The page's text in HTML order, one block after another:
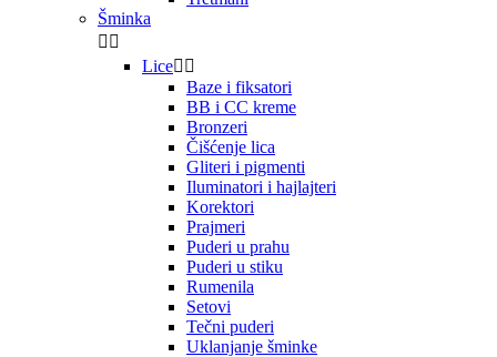
Šminka
 
Lice 
Baze i fiksatori
BB i CC kreme
Bronzeri
Čišćenje lica
Gliteri i pigmenti
Iluminatori i hajlajteri
Korektori
Prajmeri
Puderi u prahu
Puderi u stiku
Rumenila
Setovi
Tečni puderi
Uklanjanje šminke